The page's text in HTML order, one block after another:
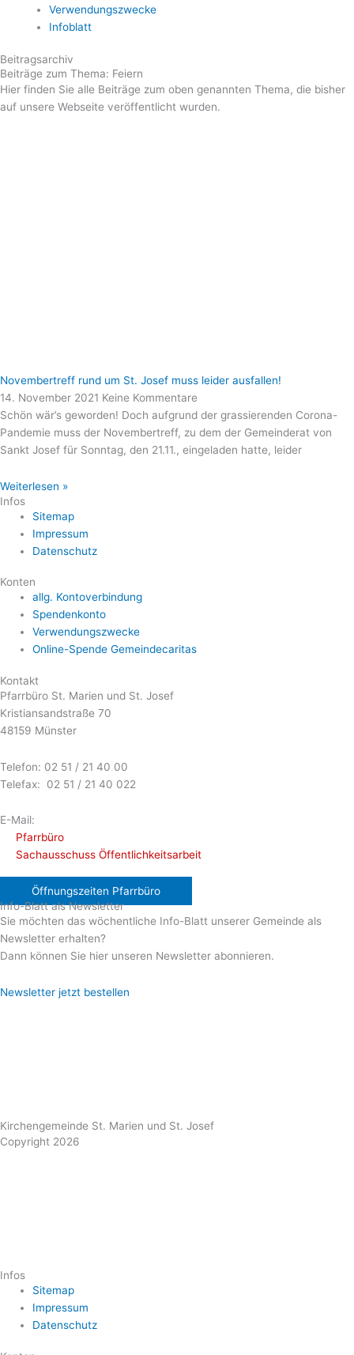
Verwendungszwecke
Infoblatt
Beitragsarchiv
Beiträge zum Thema: Feiern
Hier finden Sie alle Beiträge zum oben genannten Thema, die bisher
auf unsere Webseite veröffentlicht wurden.
Novembertreff rund um St. Josef muss leider ausfallen!
14. November 2021 Keine Kommentare
Schön wär’s geworden! Doch aufgrund der grassierenden Corona-
Pandemie muss der Novembertreff, zu dem der Gemeinderat von
Sankt Josef für Sonntag, den 21.11., eingeladen hatte, leider
Weiterlesen »
Infos
Sitemap
Impressum
Datenschutz
Konten
allg. Kontoverbindung
Spendenkonto
Verwendungszwecke
Online-Spende Gemeindecaritas
Kontakt
Pfarrbüro St. Marien und St. Josef
Kristiansandstraße 70
48159 Münster
Telefon: 02 51 / 21 40 00
Telefax: 02 51 / 21 40 022
E-Mail:
Pfarrbüro
Sachausschuss Öffentlichkeitsarbeit
Öffnungszeiten Pfarrbüro
Info-Blatt als Newsletter
Sie möchten das wöchentliche Info-Blatt unserer Gemeinde als
Newsletter erhalten?
Dann können Sie hier unseren Newsletter abonnieren.
Newsletter jetzt bestellen
Kirchengemeinde St. Marien und St. Josef
Copyright 2026
Infos
Sitemap
Impressum
Datenschutz